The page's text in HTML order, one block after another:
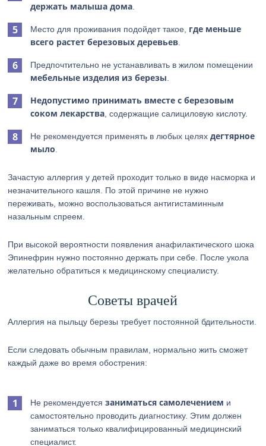
держать малыша дома
Место для проживания подойдет такое, где меньше
всего растет березовых деревьев
Предпочтительно не устанавливать в жилом помещении
мебельные изделия из березы
Недопустимо принимать вместе с березовым
соком лекарства , содержащие салициловую кислоту.
Не рекомендуется применять в любых целяхдегтярное
мыло
Зачастую аллергия у детей проходит только в виде насморка и
незначительного кашля. По этой причине не нужно
переживать, можно воспользоваться антигистаминным
назальным спреем.
При высокой вероятности появления анафилактического шока
Эпинефрин нужно постоянно держать при себе. После укола
желательно обратиться к медицинскому специалисту.
Советы врачей
Аллергия на пыльцу березы требует постоянной бдительности.
Если следовать обычным правилам, нормально жить сможет
каждый даже во время обострения:
Не рекомендуетсязаниматься самолечением и
самостоятельно проводить диагностику. Этим должен
заниматься только квалифицированный медицинский
специалист.